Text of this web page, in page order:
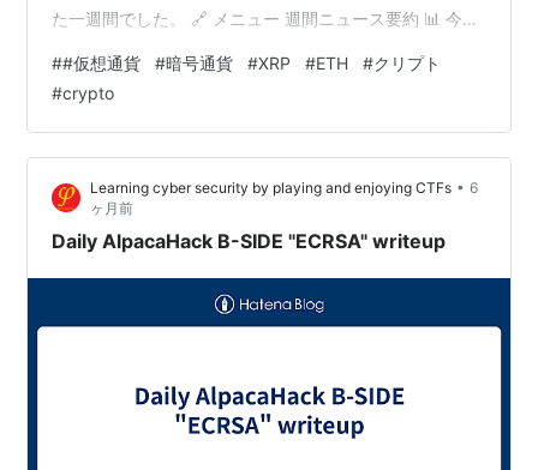
た一週間でした。 🔗 メニュー 週間ニュース要約 📊 今週
ニュース 01｜仮想通貨の税率が最高55%→一律20%へ 申
告分離課税が正式決定 02｜米・イスラエルのイラン攻撃
BTC「有事の逃避先」として逆上昇 03｜今週の最大トー
クンアンロック WBTが44億5,000万ドル相当を解放予定
04｜CLARITY法案…
##仮想通貨 #暗号通貨 #XRP #ETH #クリプト
#crypto
Learning cyber security by playing and enjoying CTFs • 6
ヶ月前
Daily AlpacaHack B-SIDE "ECRSA" writeup